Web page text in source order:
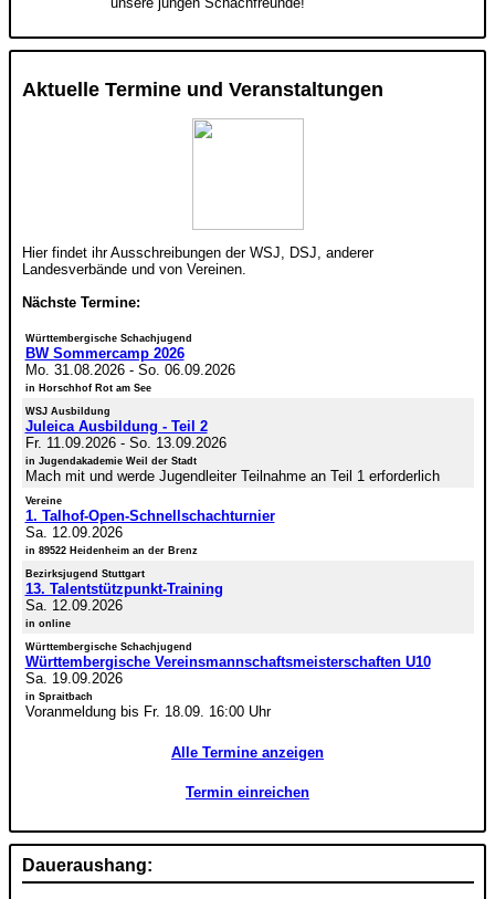
Aktuelle Termine und Veranstaltungen
Hier findet ihr Ausschreibungen der WSJ, DSJ, anderer
Landesverbände und von Vereinen.
Nächste Termine:
Württembergische Schachjugend
BW Sommercamp 2026
Mo. 31.08.2026- So. 06.09.2026
in Horschhof Rot am See
WSJ Ausbildung
Juleica Ausbildung - Teil 2
Fr. 11.09.2026- So. 13.09.2026
in Jugendakademie Weil der Stadt
Mach mit und werde Jugendleiter Teilnahme an Teil 1 erforderlich
Vereine
1. Talhof-Open-Schnellschachturnier
Sa. 12.09.2026
in 89522 Heidenheim an der Brenz
Bezirksjugend Stuttgart
13. Talentstützpunkt-Training
Sa. 12.09.2026
in online
Württembergische Schachjugend
Württembergische Vereinsmannschaftsmeisterschaften U10
Sa. 19.09.2026
in Spraitbach
Voranmeldung bis Fr. 18.09. 16:00 Uhr
Alle Termine anzeigen
Termin einreichen
Daueraushang: